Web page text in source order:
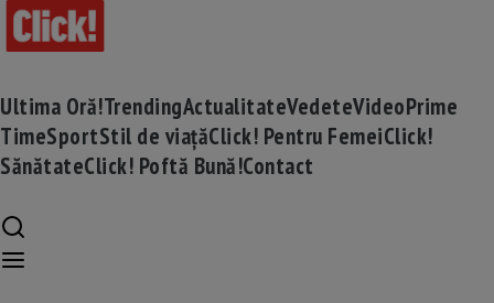
Ultima Oră!TrendingActualitateVedeteVideoPrime
TimeSportStil de viațăClick! Pentru FemeiClick!
SănătateClick! Poftă Bună!Contact